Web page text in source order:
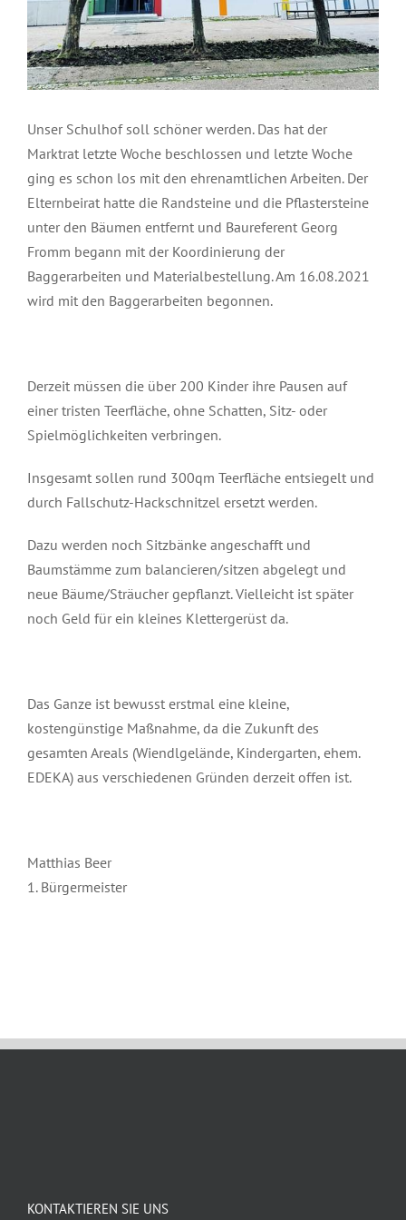
Unser Schulhof soll schöner werden. Das hat der
Marktrat letzte Woche beschlossen und letzte Woche
ging es schon los mit den ehrenamtlichen Arbeiten. Der
Elternbeirat hatte die Randsteine und die Pflastersteine
unter den Bäumen entfernt und Baureferent Georg
Fromm begann mit der Koordinierung der
Baggerarbeiten und Materialbestellung. Am 16.08.2021
wird mit den Baggerarbeiten begonnen.
Derzeit müssen die über 200 Kinder ihre Pausen auf
einer tristen Teerfläche, ohne Schatten, Sitz- oder
Spielmöglichkeiten verbringen.
Insgesamt sollen rund 300qm Teerfläche entsiegelt und
durch Fallschutz-Hackschnitzel ersetzt werden.
Dazu werden noch Sitzbänke angeschafft und
Baumstämme zum balancieren/sitzen abgelegt und
neue Bäume/Sträucher gepflanzt. Vielleicht ist später
noch Geld für ein kleines Klettergerüst da.
Das Ganze ist bewusst erstmal eine kleine,
kostengünstige Maßnahme, da die Zukunft des
gesamten Areals (Wiendlgelände, Kindergarten, ehem.
EDEKA) aus verschiedenen Gründen derzeit offen ist.
Matthias Beer
1. Bürgermeister
KONTAKTIEREN SIE UNS